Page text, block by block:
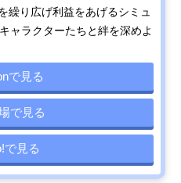
繰り広げ利益をあげるシミュ
ャラクターたちと絆を深めよ
で見る
で見る
で見る